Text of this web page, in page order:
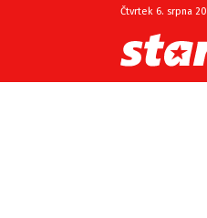
Čtvrtek 6. srpna